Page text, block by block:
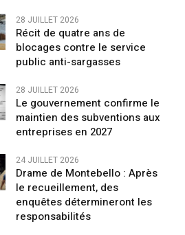
28 JUILLET 2026
Récit de quatre ans de
blocages contre le service
public anti-sargasses
28 JUILLET 2026
Le gouvernement confirme le
maintien des subventions aux
entreprises en 2027
24 JUILLET 2026
Drame de Montebello : Après
le recueillement, des
enquêtes détermineront les
responsabilités